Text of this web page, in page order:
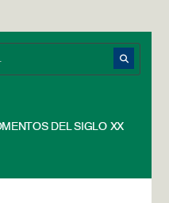
DEL SIGLO XX